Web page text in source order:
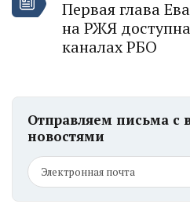
Первая глава
на РЖЯ
каналах РБО
Отправляем письма
новостями